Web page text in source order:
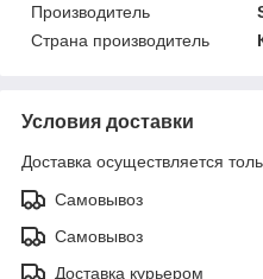
Производитель
Страна производитель
Условия доставки
Доставка осуществляется
Самовывоз
Самовывоз
Доставка курьером